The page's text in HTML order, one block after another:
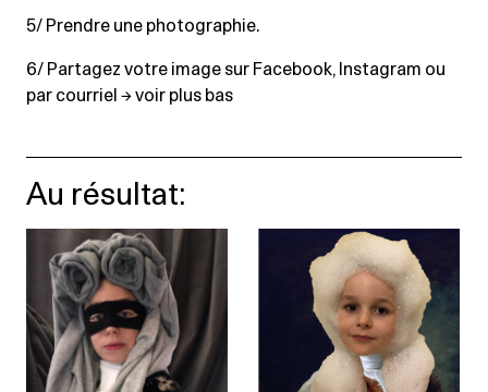
5/ Prendre une photographie.
6/ Partagez votre image sur Facebook, Instagram ou
par courriel → voir plus bas
Au résultat: